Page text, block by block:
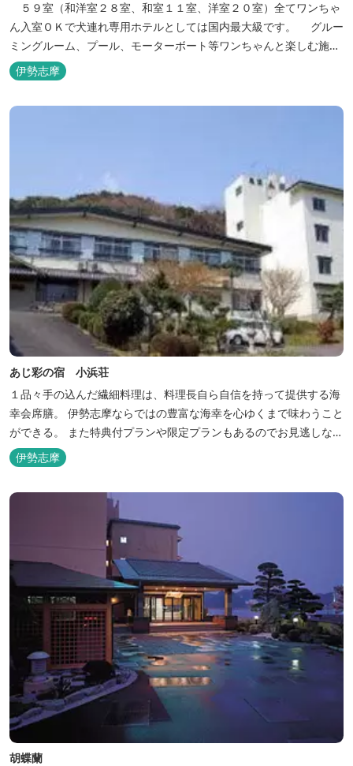
５９室（和洋室２８室、和室１１室、洋室２０室）全てワンちゃ
ん入室ＯＫで犬連れ専用ホテルとしては国内最大級です。 グルー
ミングルーム、プール、モーターボート等ワンちゃんと楽しむ施設
も充実しています。
伊勢志摩
あじ彩の宿 小浜荘
１品々手の込んだ繊細料理は、料理長自ら自信を持って提供する海
幸会席膳。 伊勢志摩ならではの豊富な海幸を心ゆくまで味わうこと
ができる。 また特典付プランや限定プランもあるのでお見逃しな
く。
伊勢志摩
胡蝶蘭